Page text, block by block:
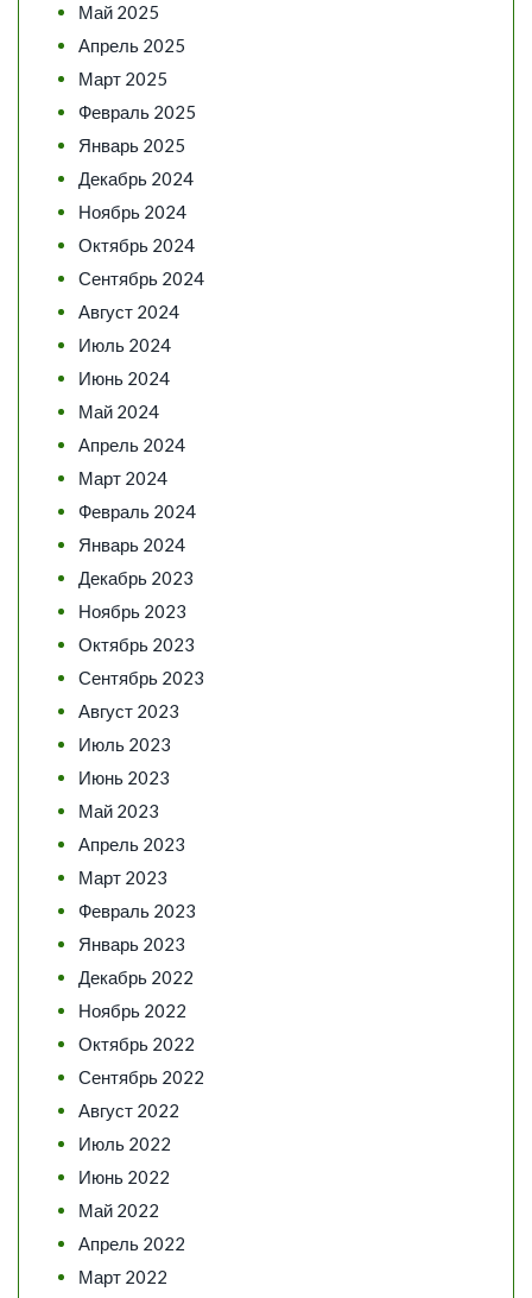
Май 2025
Апрель 2025
Март 2025
Февраль 2025
Январь 2025
Декабрь 2024
Ноябрь 2024
Октябрь 2024
Сентябрь 2024
Август 2024
Июль 2024
Июнь 2024
Май 2024
Апрель 2024
Март 2024
Февраль 2024
Январь 2024
Декабрь 2023
Ноябрь 2023
Октябрь 2023
Сентябрь 2023
Август 2023
Июль 2023
Июнь 2023
Май 2023
Апрель 2023
Март 2023
Февраль 2023
Январь 2023
Декабрь 2022
Ноябрь 2022
Октябрь 2022
Сентябрь 2022
Август 2022
Июль 2022
Июнь 2022
Май 2022
Апрель 2022
Март 2022